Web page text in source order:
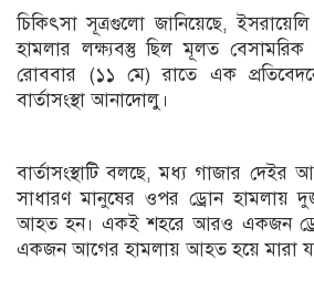
চিকিৎসা সূত্রগুলো জানিয়েছে,
হামলার লক্ষ্যবস্তু ছিল মূলত বেসামরিক
রোববার (১১ মে) রাতে এক
বার্তাসংস্থা আনাদোলু।
বার্তাসংস্থাটি বলছে, মধ্য গাজার
সাধারণ মানুষের ওপর ড্রোন হামলায়
আহত হন। একই শহরে আরও একজন
একজন আগের হামলায় আহত হয়ে মারা